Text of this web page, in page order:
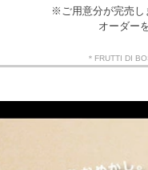
※ご用意分が完売し
オーダー
＊FRUTTI DI